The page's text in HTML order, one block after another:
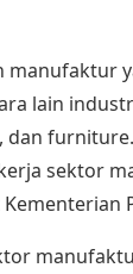
manufaktur
lain
dan
sektor
Kementerian